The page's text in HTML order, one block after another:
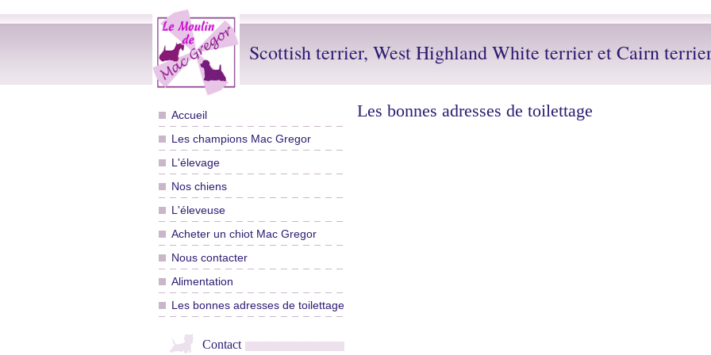
Scottish terrier, West Highland White terrier et Cairn
Accueil
Les champions Mac Gregor
L'élevage
Nos chiens
L'éleveuse
Acheter un chiot Mac Gregor
Nous contacter
Alimentation
Les bonnes adresses de toilettage
Contact
Les bonnes adresses de toilettage